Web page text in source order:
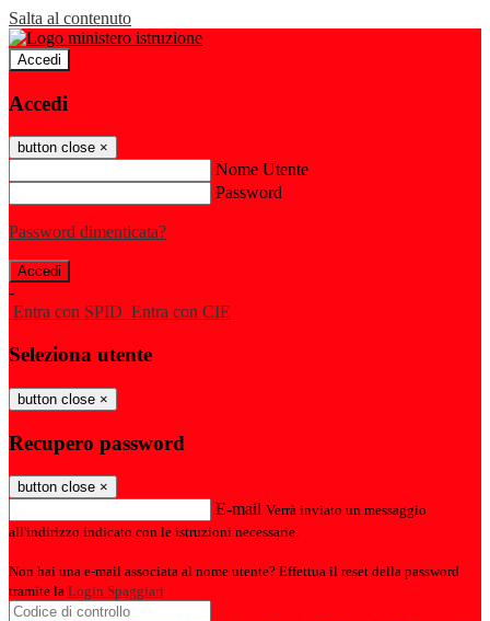
Salta al contenuto
Accedi
Accedi
button close ×
Nome Utente
Password
Password dimenticata?
-
Entra con SPID Entra con CIE
Seleziona utente
button close ×
Recupero password
button close ×
E-mail Verrà inviato un messaggio
all'indirizzo indicato con le istruzioni necessarie.
Non hai una e-mail associata al nome utente? Effettua il reset della password
tramite la Login Spaggiari